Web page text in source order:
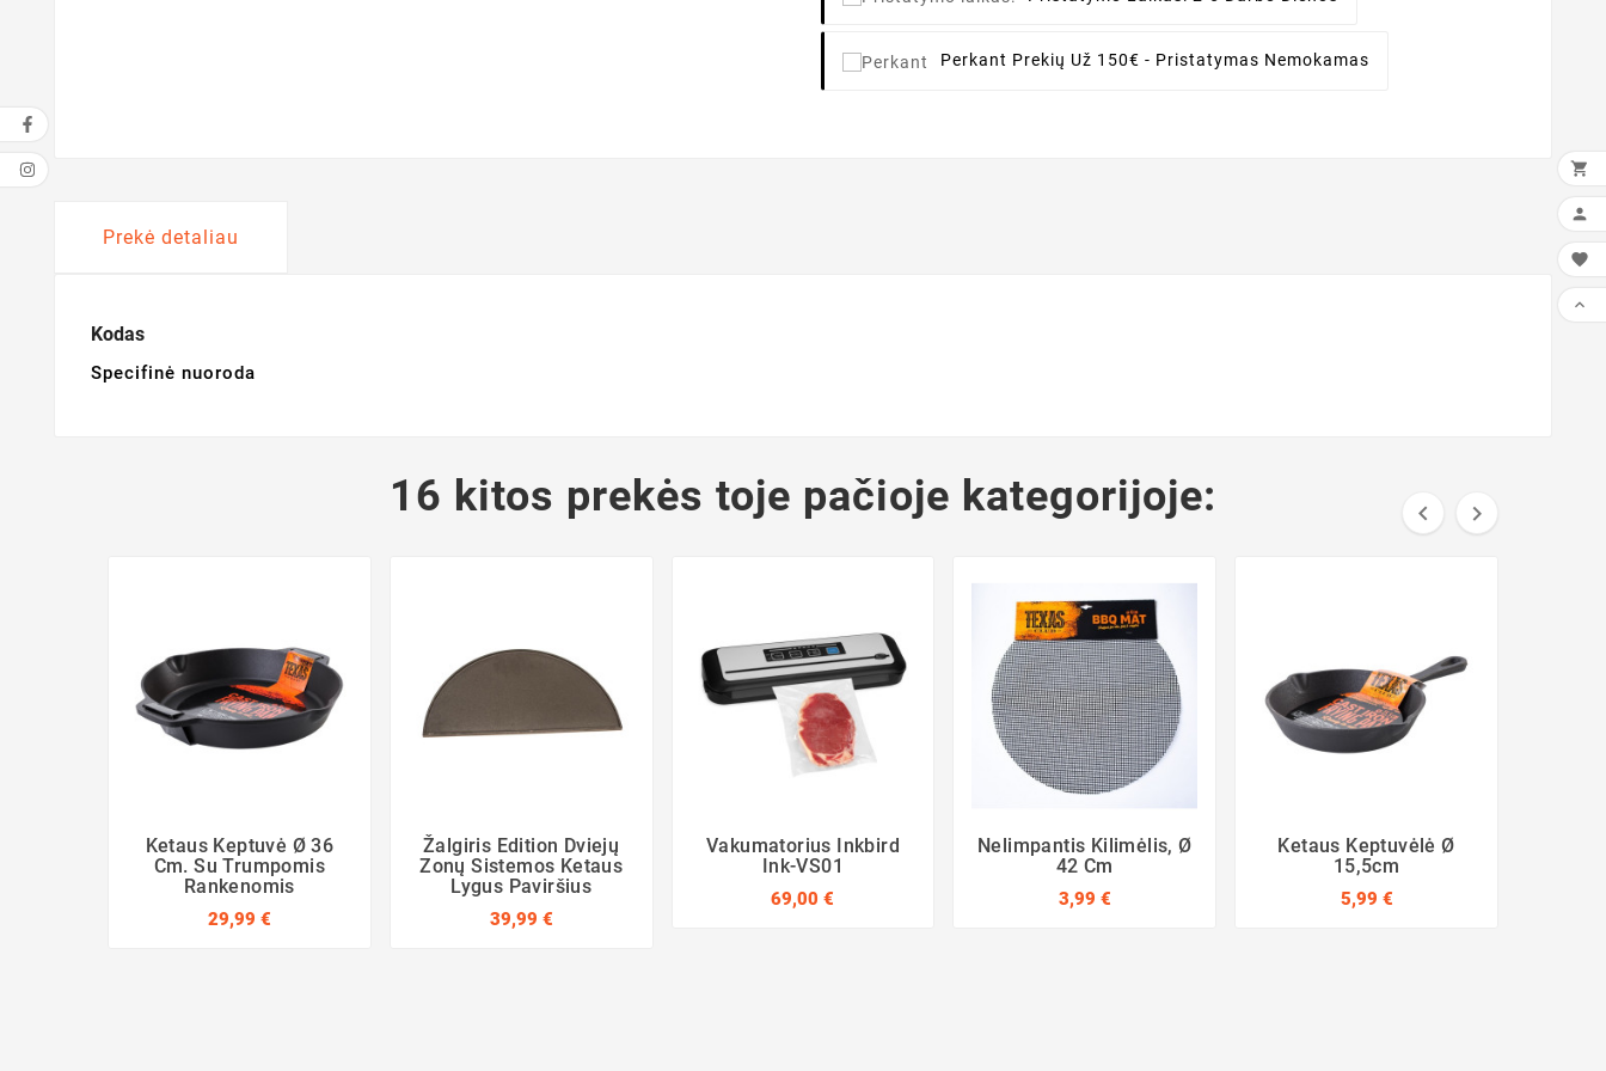
Perkant Prekių Už 150€ - Pristatymas Nemokamas
Prekė detaliau
Kodas
Specifinė nuoroda
16 kitos prekės toje pačioje kategorijoje:  
Ketaus Keptuvė Ø 36
Cm. Su Trumpomis
Rankenomis
29,99 €
Žalgiris Edition Dviejų
Zonų Sistemos Ketaus
Lygus Paviršius
39,99 €
Vakumatorius Inkbird
Ink-VS01
69,00 €
Nelimpantis Kilimėlis, Ø
42 Cm
3,99 €
Ketaus Keptuvėlė Ø
15,5cm
5,99 €



